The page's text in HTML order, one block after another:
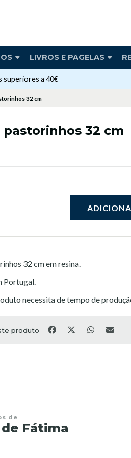
LIVROS E PAGELAS
a 40€
32 cm
pastorinhos 32 cm
32 cm em resina.
Portugal.
necessita de tempo de
produto
de
Fátima